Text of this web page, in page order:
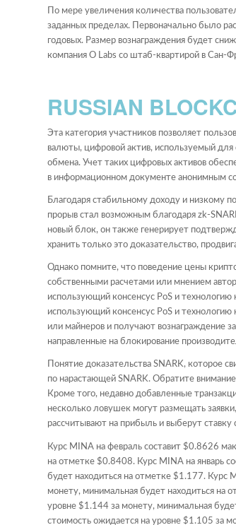
По мере увеличения количества
заданных пределах. Первоначально было
годовых. Размер вознаграждения будет
компания O Labs со штаб-квартирой в Сан-
RUSSIAN
Эта категория участников позволяет
валюты, цифровой актив, используемый
обмена. Учет таких цифровых активов
в информационном документе анонимным
Благодаря стабильному доходу и низкому
прорыв стал возможным благодаря zk-
новый блок, он также генерирует
хранить только это доказательство,
Однако помните, что поведение цены
собственными расчетами или мнением
использующий консенсус PoS и
использующий консенсус PoS и
или майнеров и получают вознаграждение
направленные на блокирование
Понятие доказательства SNARK, которое
по нарастающей SNARK. Обратите
Кроме того, недавно добавленные
несколько ловушек могут размещать
рассчитывают на прибыль и выберут ставку
Курс MINA на февраль составит $0.8626
на отметке $0.8408. Курс MINA на январь
будет находиться на отметке $1.177. Курс
монету, минимальная будет находиться на
уровне $1.144 за монету, минимальная
стоимость ожидается на уровне $1.105 за